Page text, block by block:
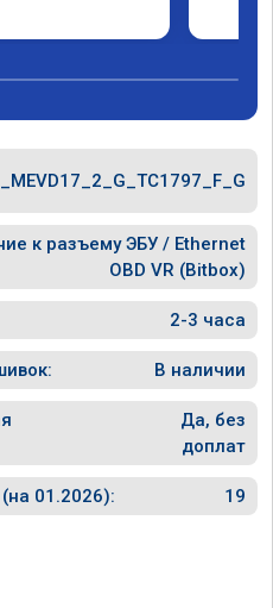
к разъему ЭБУ / Ethernet
OBD VR (Bitbox)
2-3 часа
В наличии
Да, без
доплат
01.2026): 19